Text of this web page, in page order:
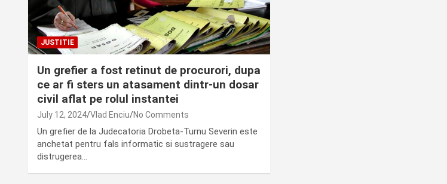
JUSTITIE
Un grefier a fost retinut de procurori, dupa
ce ar fi sters un atasament dintr-un dosar
civil aflat pe rolul instantei
July 12, 2024 Vlad Enciu No Comments
Un grefier de la Judecatoria Drobeta-Turnu Severin este
anchetat pentru fals informatic si sustragere sau
distrugerea…